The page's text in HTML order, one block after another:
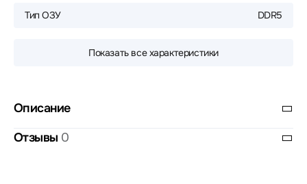
Тип ОЗУ DDR5
Показать все характеристики
Описание
Отзывы 0